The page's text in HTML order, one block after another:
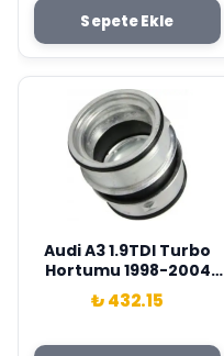
Sepete Ekle
Audi A3 1.9TDI Turbo
Hortumu 1998-2004
Wisco Marka
1J0145834T
₺ 432.15